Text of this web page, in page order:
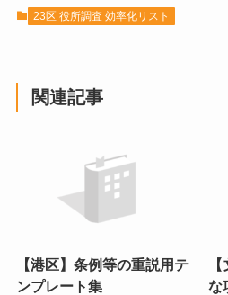
23区 役所調査 効率化リスト
関連記事
【港区】条例等の重説用テ
ンプレート集
な